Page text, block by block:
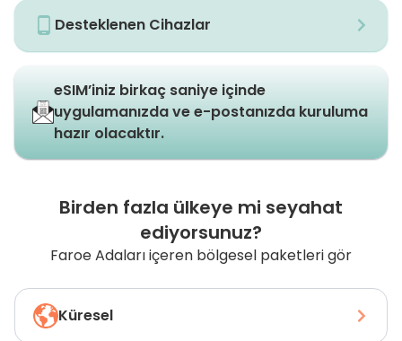
Desteklenen Cihazlar
eSIM’iniz birkaç saniye içinde
uygulamanızda ve e-postanızda kuruluma
hazır olacaktır.
Birden fazla ülkeye mi seyahat
ediyorsunuz?
Faroe Adaları içeren bölgesel paketleri gör
Küresel